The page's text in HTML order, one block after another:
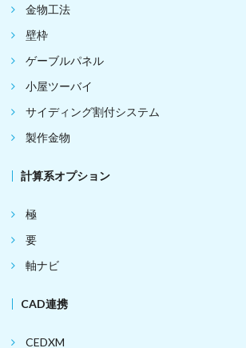
金物工法
壁枠
ゲーブルパネル
小屋ツーバイ
サイディング割付システム
製作金物
計算系オプション
極
要
軸ナビ
CAD連携
CEDXM